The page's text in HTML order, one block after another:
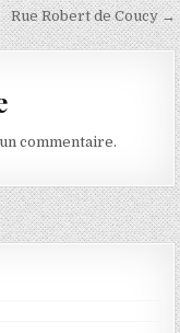
Rue Robert de Coucy →
commentaire.